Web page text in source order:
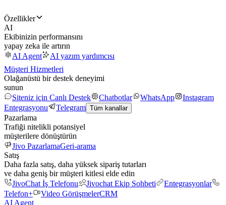
Özellikler
AI
Ekibinizin performansını
yapay zeka ile artırın
AI Agent
AI yazım yardımcısı
Müşteri Hizmetleri
Olağanüstü bir destek deneyimi
sunun
Siteniz için Canlı Destek
Chatbotlar WhatsApp
Instagram
Entegrasyonu
Telegram Tüm kanallar
Pazarlama
Trafiği nitelikli potansiyel
müşterilere dönüştürün
Jivo PazarlamaGeri-arama
Satış
Daha fazla satış, daha yüksek sipariş tutarları
ve daha geniş bir müşteri kitlesi elde edin
JivoChat İş Telefonu
Jivochat Ekip Sohbeti
Entegrasyonlar
Telefon+
Video GörüşmelerCRM
AI Agent